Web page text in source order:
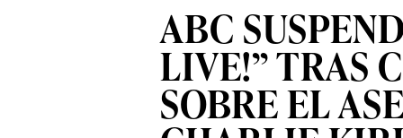
ABC
LIVE!” TRAS
SOBRE EL